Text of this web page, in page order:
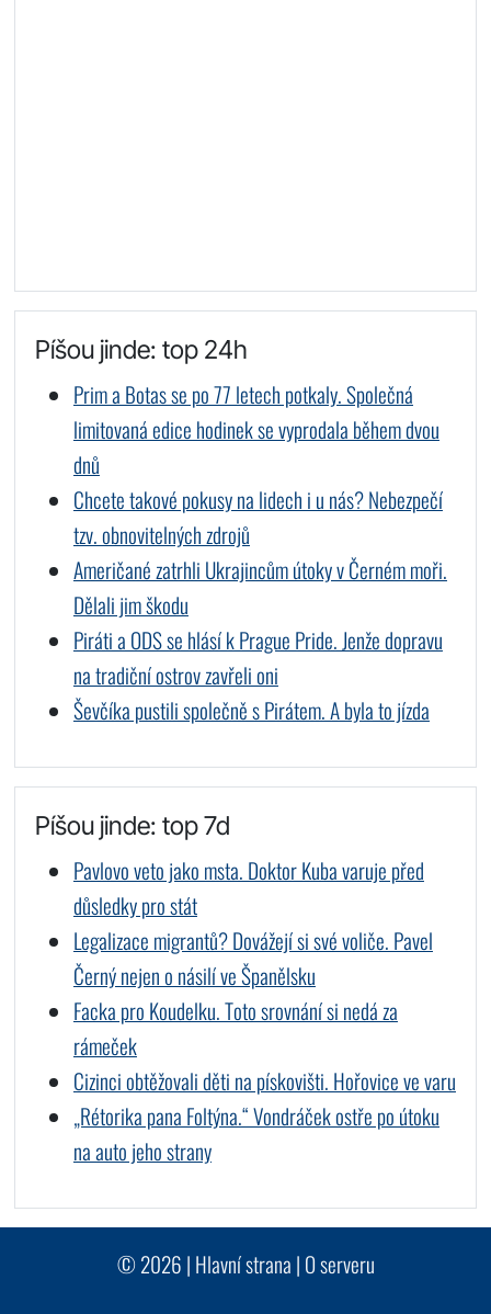
Píšou jinde: top 24h
Prim a Botas se po 77 letech potkaly. Společná
limitovaná edice hodinek se vyprodala během dvou
dnů
Chcete takové pokusy na lidech i u nás? Nebezpečí
tzv. obnovitelných zdrojů
Američané zatrhli Ukrajincům útoky v Černém moři.
Dělali jim škodu
Piráti a ODS se hlásí k Prague Pride. Jenže dopravu
na tradiční ostrov zavřeli oni
Ševčíka pustili společně s Pirátem. A byla to jízda
Píšou jinde: top 7d
Pavlovo veto jako msta. Doktor Kuba varuje před
důsledky pro stát
Legalizace migrantů? Dovážejí si své voliče. Pavel
Černý nejen o násilí ve Španělsku
Facka pro Koudelku. Toto srovnání si nedá za
rámeček
Cizinci obtěžovali děti na pískovišti. Hořovice ve varu
„Rétorika pana Foltýna.“ Vondráček ostře po útoku
na auto jeho strany
© 2026 | Hlavní strana | O serveru